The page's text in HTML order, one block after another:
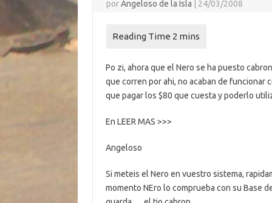
porAngeloso de la Isla 24/03/2008
Po zi, ahora que el Nero se ha puesto
que corren por ahi, no acaban de funcionar
que pagar los $80 que cuesta y poderlo
En LEER MAS >>>
Angeloso
Si meteis el Nero en vuestro sistema,
momento NEro lo comprueba con su Base